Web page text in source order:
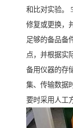
和比对实验。
修复或更换，
足够的备品备
点，并根据实
备用仪器的存
集、传输数据
要时采用人工